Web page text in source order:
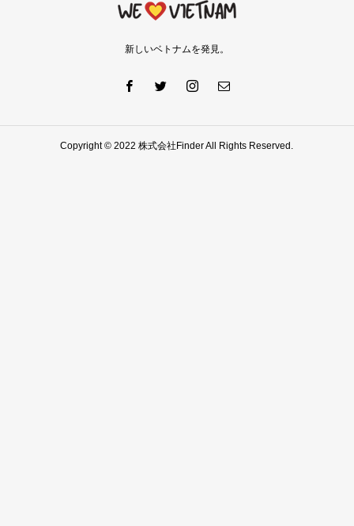
新しいベトナムを発見。
Copyright © 2022 株式会社Finder All Rights Reserved.